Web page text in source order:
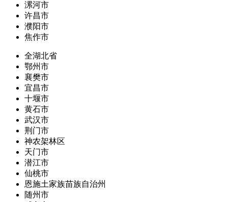
漯河市
许昌市
濮阳市
焦作市
全湖北省
鄂州市
襄樊市
宜昌市
十堰市
黄石市
武汉市
荆门市
神农架林区
天门市
潜江市
仙桃市
恩施土家族苗族自治州
随州市